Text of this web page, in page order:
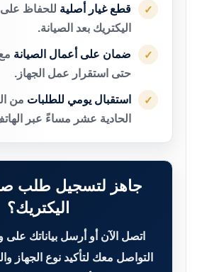
✓ قطع غيار أصلية للحفاظ على
اليكتريك بعد الصيانة.
✓ ضمان على أعمال الصيانة
حتى استقرار عمل الجهاز.
✓ استقبال يومي للطلبات من
الحادية عشر مساءً عبر
جاهز لتسجيل طلب
اليكتريك؟
اتصل الآن أو أرسل بياناتك
التواصل معك لتأكيد نوع الجهاز